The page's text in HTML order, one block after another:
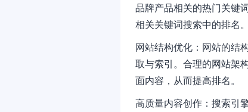
品牌产品相关的热门关键
相关关键词搜索中的排名。
网站结构优化：网站的结
取与索引。合理的网站架
面内容，从而提高排名。
高质量内容创作：搜索引